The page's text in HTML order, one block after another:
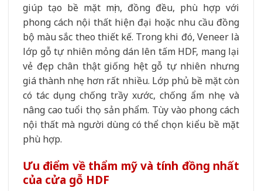
giúp tạo bề mặt mịn, đồng đều, phù hợp với
phong cách nội thất hiện đại hoặc nhu cầu đồng
bộ màu sắc theo thiết kế. Trong khi đó, Veneer là
lớp gỗ tự nhiên mỏng dán lên tấm HDF, mang lại
vẻ đẹp chân thật giống hệt gỗ tự nhiên nhưng
giá thành nhẹ hơn rất nhiều. Lớp phủ bề mặt còn
có tác dụng chống trầy xước, chống ẩm nhẹ và
nâng cao tuổi thọ sản phẩm. Tùy vào phong cách
nội thất mà người dùng có thể chọn kiểu bề mặt
phù hợp.
Ưu điểm về thẩm mỹ và tính đồng nhất
của cửa gỗ HDF